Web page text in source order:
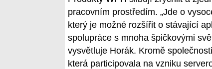
pracovním prostředím. „Jde o
který je možné rozšířit o stávající
spolupráce s mnoha špičkovými
vysvětluje Horák. Kromě
která participovala na vzniku